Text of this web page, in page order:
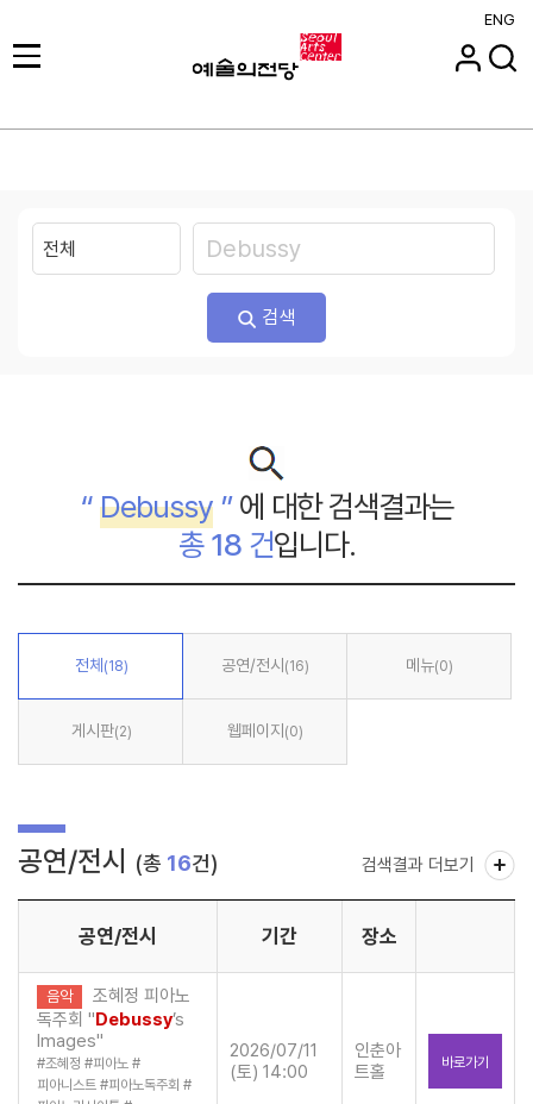
ENG
검색
“Debussy”에 대한 검색결과는
총18건입니다.
전체 (18) 공연/전시 (16) 메뉴(0)
게시판(2) 웹페이지 (0)
공연/전시 (총 16건) 검색결과 더보기
공연/전시 기간 장소
음악
조혜정 피아노
독주회 "Debussy’s
Images"
#조혜정 #피아노 #
피아니스트 #피아노독주회 #
2026/07/11
(토) 14:00
인춘아
트홀
바로가기